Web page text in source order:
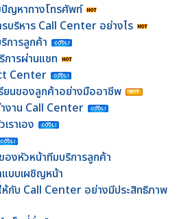
ปัญหาทางโทรศัพท์
บริหาร Call Center อย่างไร
การลูกค้า
การผ่านแชท
Center
ยนของลูกค้าอย่างมืออาชีพ
งาน Call Center
ราเอง
งหัวหน้าทีมบริการลูกค้า
แบบเผชิญหน้า
กับ Call Center อย่างมีประสิทธิภาพ